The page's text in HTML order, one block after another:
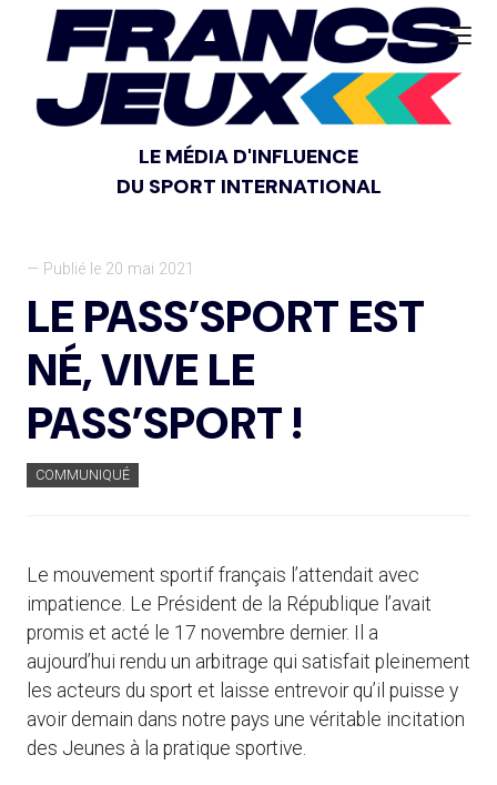
LE MÉDIA D'INFLUENCE
DU SPORT INTERNATIONAL
— Publié le 20 mai 2021
LE PASS’SPORT EST
NÉ, VIVE LE
PASS’SPORT !
COMMUNIQUÉ
Le mouvement sportif français l’attendait avec
impatience. Le Président de la République l’avait
promis et acté le 17 novembre dernier. Il a
aujourd’hui rendu un arbitrage qui satisfait pleinement
les acteurs du sport et laisse entrevoir qu’il puisse y
avoir demain dans notre pays une véritable incitation
des Jeunes à la pratique sportive.